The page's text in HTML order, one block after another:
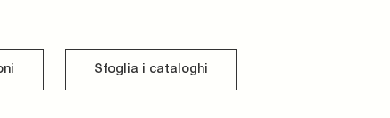
Sfoglia i cataloghi